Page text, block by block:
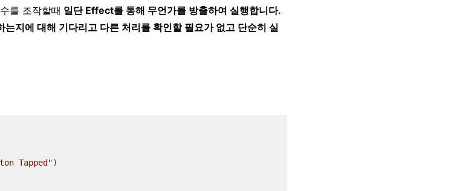
를 조작할때 일단 Effect를 통해 무언가를 방출하여 실행합니다.
는지에 대해 기다리고 다른 처리를 확인할 필요가 없고 단순히 실
Tapped")